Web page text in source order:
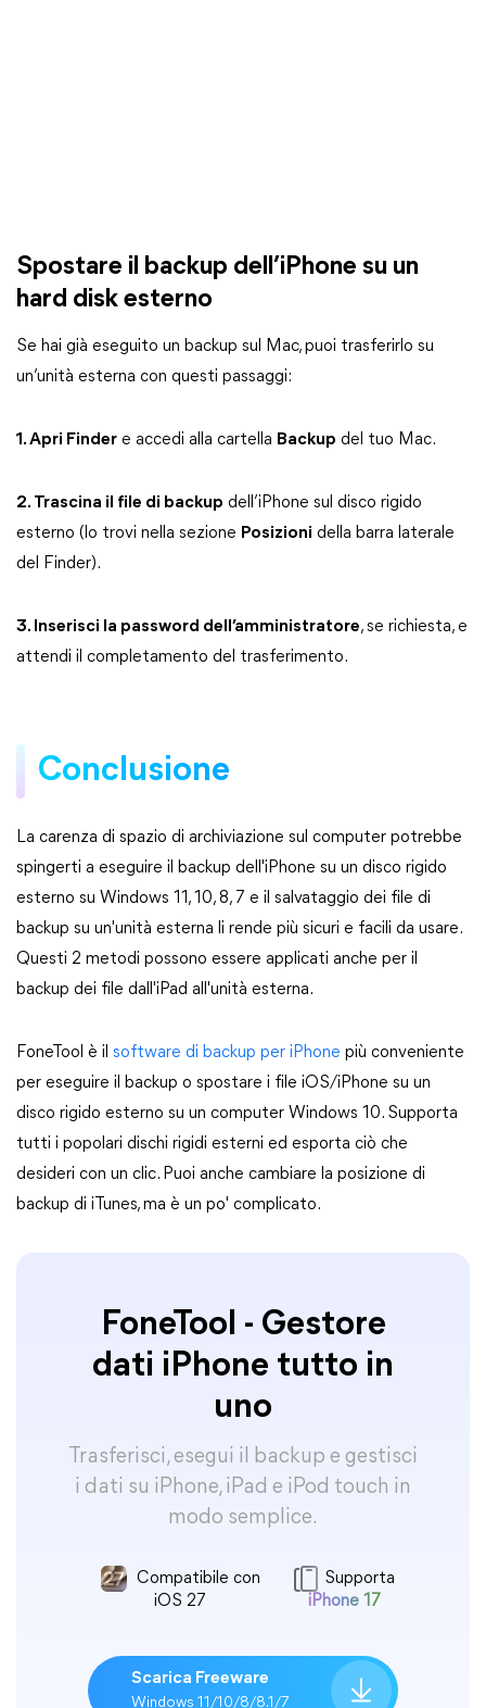
Spostare il backup dell’iPhone su un
hard disk esterno
Se hai già eseguito un backup sul Mac, puoi trasferirlo su
un’unità esterna con questi passaggi:
1. Apri Finder e accedi alla cartella Backup del tuo Mac.
2. Trascina il file di backup dell’iPhone sul disco rigido
esterno (lo trovi nella sezione Posizioni della barra laterale
del Finder).
3. Inserisci la password dell’amministratore, se richiesta, e
attendi il completamento del trasferimento.
Conclusione
La carenza di spazio di archiviazione sul computer potrebbe
spingerti a eseguire il backup dell'iPhone su un disco rigido
esterno su Windows 11, 10, 8, 7 e il salvataggio dei file di
backup su un'unità esterna li rende più sicuri e facili da usare.
Questi 2 metodi possono essere applicati anche per il
backup dei file dall'iPad all'unità esterna.
FoneTool è il software di backup per iPhone più conveniente
per eseguire il backup o spostare i file iOS/iPhone su un
disco rigido esterno su un computer Windows 10. Supporta
tutti i popolari dischi rigidi esterni ed esporta ciò che
desideri con un clic. Puoi anche cambiare la posizione di
backup di iTunes, ma è un po' complicato.
FoneTool - Gestore
dati iPhone tutto in
uno
Trasferisci, esegui il backup e gestisci
i dati su iPhone, iPad e iPod touch in
modo semplice.
Compatibile con
iOS 27
Supporta
iPhone 17
Scarica Freeware
Windows 11/10/8/8.1/7